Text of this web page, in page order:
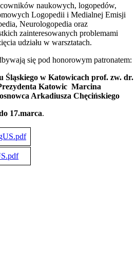
naukowych, logopedów,
Logopedii i Medialnej Emisji
Neurologopedia oraz
zainteresowanych problemami
udziału w warsztatach.
się pod honorowym patronatem:
Śląskiego w Katowicach prof. zw. dr.
Katowic Marcina
Arkadiusza Chęcińskiego
17.marca.